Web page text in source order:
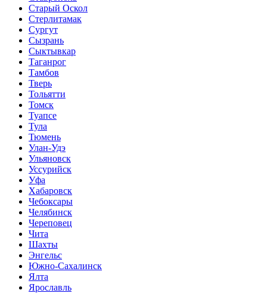
Старый Оскол
Стерлитамак
Сургут
Сызрань
Сыктывкар
Таганрог
Тамбов
Тверь
Тольятти
Томск
Туапсе
Тула
Тюмень
Улан-Удэ
Ульяновск
Уссурийск
Уфа
Хабаровск
Чебоксары
Челябинск
Череповец
Чита
Шахты
Энгельс
Южно-Сахалинск
Ялта
Ярославль